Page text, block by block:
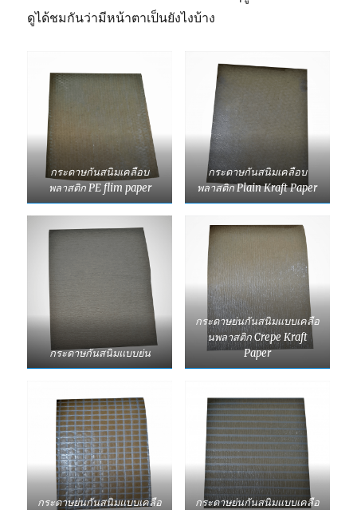
ดูได้ชมกันว่ามีหน้าตาเป็นยังไงบ้าง
กระดาษกันสนิมเคลือบ
พลาสติก PE flim paper
กระดาษกันสนิมเคลือบ
พลาสติก Plain Kraft Paper
กระดาษกันสนิมแบบย่น
กระดาษย่นกันสนิมแบบเคลือ
นพลาสติก Crepe Kraft
Paper
กระดาษย่นกันสนิมแบบเคลือ
กระดาษย่นกันสนิมแบบเคลือ